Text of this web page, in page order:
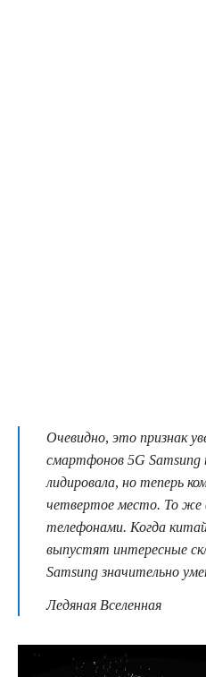
Очевидно, это признак
смартфонов 5G
лидировала, но теперь
четвертое место. То же
телефонами. Когда
выпустят интересные
Samsung значительно
Ледяная Вселенная